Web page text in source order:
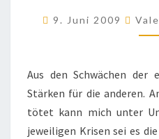
9. Juni 2009
Aus den Schwächen der
Stärken für die anderen.
tötet kann mich unter
jeweiligen Krisen sei es